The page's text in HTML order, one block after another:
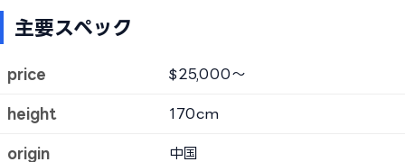
主要スペック
price $25,000〜
height 170cm
origin 中国